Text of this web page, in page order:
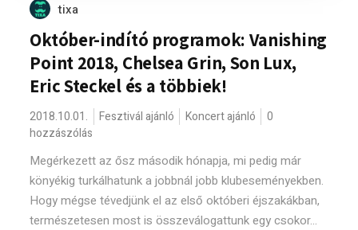
tixa
Október-indító programok: Vanishing
Point 2018, Chelsea Grin, Son Lux,
Eric Steckel és a többiek!
2018.10.01. Fesztivál ajánló Koncert ajánló
0
hozzászólás
Megérkezett az ősz második hónapja, mi pedig már
könyékig turkálhatunk a jobbnál jobb klubeseményekben.
Hogy mégse tévedjünk el az első októberi éjszakákban,
természetesen most is összeválogattunk egy csokor...